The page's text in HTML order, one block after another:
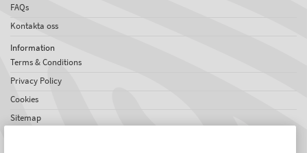
FAQs
Kontakta oss
Information
Terms & Conditions
Privacy Policy
Cookies
Sitemap